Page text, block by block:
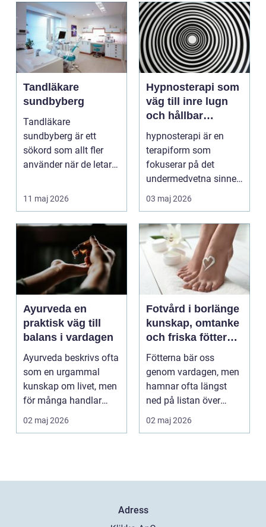
Tandläkare
sundbyberg
Tandläkare
sundbyberg är ett
sökord som allt fler
använder när de letar
tillgänglig ...
11 maj 2026
Hypnosterapi som
väg till inre lugn
och hållbar
förändring
hypnosterapi är en
terapiform som
fokuserar på det
undermedvetna sinnet
för att skapa djup och
hållb...
03 maj 2026
Ayurveda en
praktisk väg till
balans i vardagen
Ayurveda beskrivs ofta
som en urgammal
kunskap om livet, men
för många handlar
frågan om något
betyd...
02 maj 2026
Fotvård i borlänge
kunskap, omtanke
och friska fötter
året runt
Fötterna bär oss
genom vardagen, men
hamnar ofta längst
ned på listan över
egenvård. Många
vänjer si...
02 maj 2026
Adress